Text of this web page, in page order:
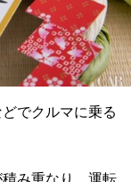
でクルマに乗る